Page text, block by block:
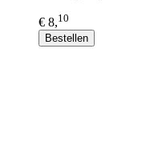
€ 8,10
Bestellen